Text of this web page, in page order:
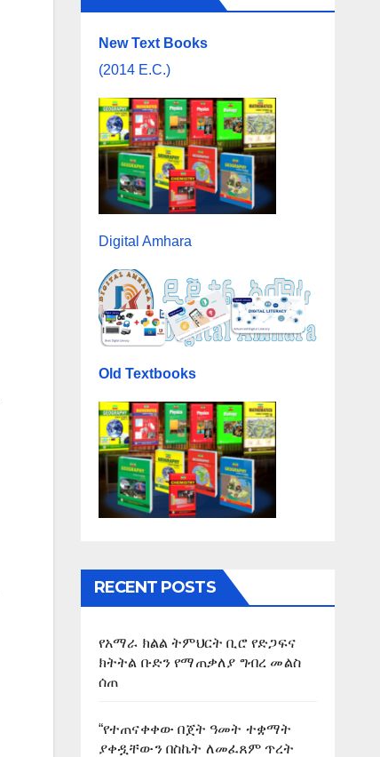
New Text Books
(2014 E.C.)
Digital Amhara
Old Textbooks
RECENT POSTS
የአማራ ክልል ትምህርት ቢሮ የድጋፍና
ክትትል ቡድን የማጠቃለያ ግብረ መልስ
ሰጠ
“የተጠናቀቀው በጀት ዓመት ተቋማት
ያቀዷቸውን በስኬት ለመፈጸም ጥረት